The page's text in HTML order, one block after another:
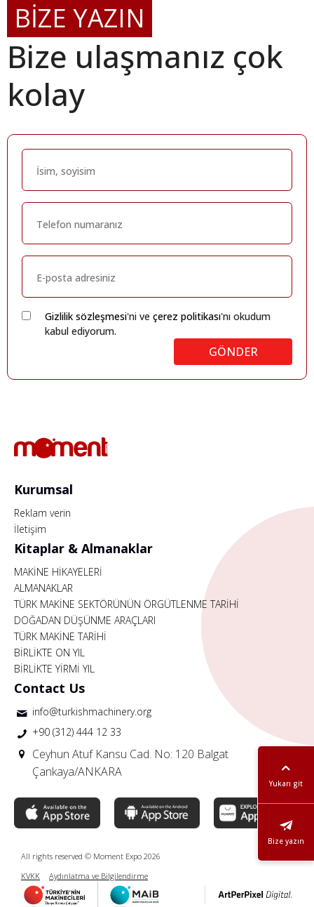
BİZE YAZIN
Bize ulaşmanız çok
kolay
Gizlilik sözleşmesi'ni ve çerez politikası'nı okudum
kabul ediyorum.
GÖNDER
Yukarı git
Bize yazın
Kurumsal
Reklam verin
İletişim
Kitaplar & Almanaklar
MAKİNE HİKAYELERİ
ALMANAKLAR
TÜRK MAKİNE SEKTÖRÜNÜN ÖRGÜTLENME TARİHİ
DOĞADAN DÜŞÜNME ARAÇLARI
TÜRK MAKİNE TARİHİ
BİRLİKTE ON YIL
BİRLİKTE YİRMİ YIL
Contact Us
info@turkishmachinery.org
+90 (312) 444 12 33
Ceyhun Atuf Kansu Cad. No: 120 Balgat
Çankaya/ANKARA
All rights reserved © Moment Expo 2026
KVKK
Aydınlatma ve Bilgilendirme